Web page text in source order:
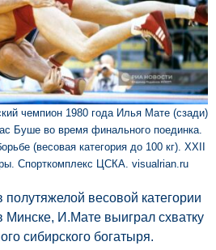
чемпион 1980 года Илья Мате (сзади)
Буше во время финального поединка.
(весовая категория до 100 кг). XXII
Спорткомплекс ЦСКА. visualrian.ru
полутяжелой весовой категории
И.Мате выиграл схватку
сибирского богатыря.